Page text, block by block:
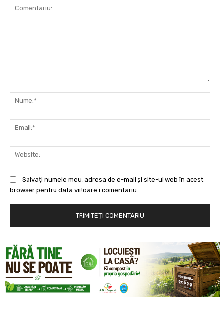
Salvați numele meu, adresa de e-mail și site-ul web în acest
browser pentru data viitoare i comentariu.